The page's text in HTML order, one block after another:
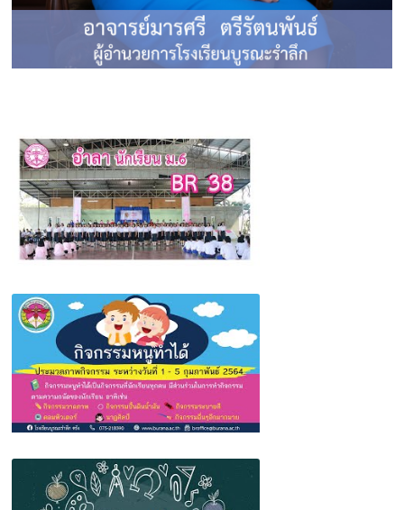
พิธีอำลานักเรียนมัธยมศึกษาปีที่ 6 รุ่นที่ 38
กิจกรรมหนูทำได้ ระดับอนุบาล ภาคเรียนที่
2/2563